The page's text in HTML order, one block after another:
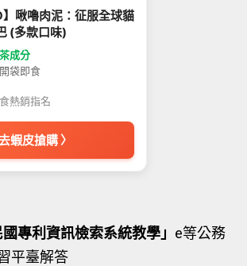
】啾嚕肉泥：征服全球貓
(多款口味)
成分
袋即食
熱銷指名
蝦皮搶購 〉
國專利資訊檢索系統教學」 e等公務
平臺解答